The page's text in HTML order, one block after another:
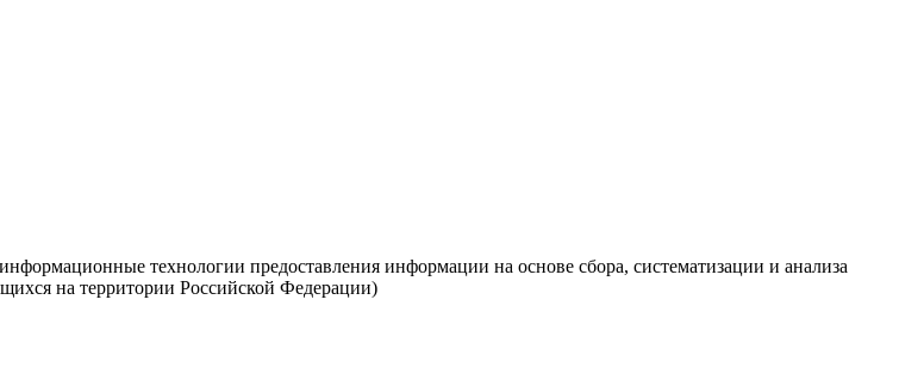
технологии предоставления информации на основе сбора, систематизации и анализа
на территории Российской Федерации)